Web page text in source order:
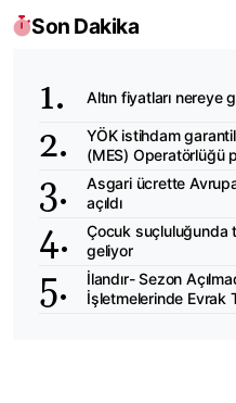
Son Dakika
Altın fiyatları nereye
YÖK istihdam
(MES) Operatörlüğü
Asgari ücrette
açıldı
Çocuk suçluluğunda
geliyor
İlandır- Sezon
İşletmelerinde Evrak